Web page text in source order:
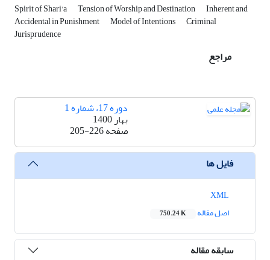
Spirit of Shari'a Tension of Worship and Destination Inherent and
Accidental in Punishment Model of Intentions Criminal
Jurisprudence
مراجع
دوره 17، شماره 1
بهار 1400
صفحه205-226
فایل ها
اصل مقاله
750.24 K
سابقه مقاله